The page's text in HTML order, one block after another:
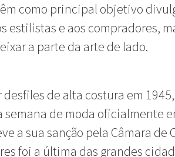
como principal objetivo
estilistas e aos compradores,
a parte da arte de lado.
de alta costura em
de moda oficialmente
a sua sanção pela Câmara de
foi a última das grandes